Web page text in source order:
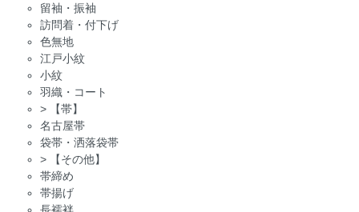
留袖・振袖
訪問着・付下げ
色無地
江戸小紋
小紋
羽織・コート
>
【帯】
名古屋帯
袋帯・洒落袋帯
>
【その他】
帯締め
帯揚げ
長襦袢